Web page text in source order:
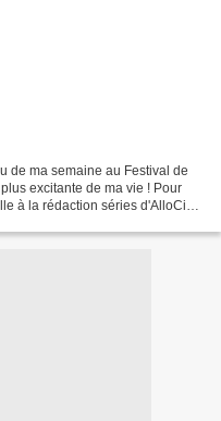
de ma semaine au Festival de
excitante de ma vie ! Pour
à la rédaction séries d'AlloCiné